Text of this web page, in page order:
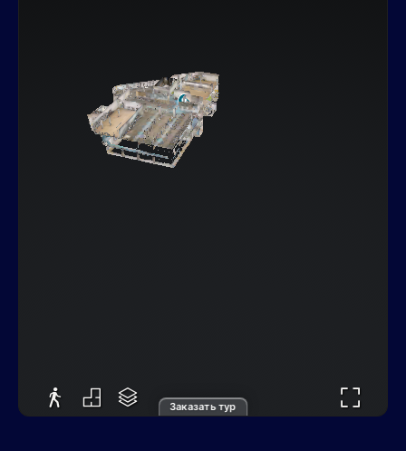
Заказать тур